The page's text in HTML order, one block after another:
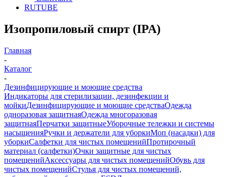
RUTUBE
Изопропиловый спирт (IPA)
Главная
-
Каталог
-
Дезинфицирующие и моющие средства
Индикаторы для стерилизации, дезинфекции и
мойкиДезинфицирующие и моющие средстваОдежда
одноразовая защитнаяОдежда многоразовая
защитнаяПерчатки защитныеУборочные тележки и системы
насыщенияРучки и держатели для уборкиМоп (насадки) для
уборкиСалфетки для чистых помещенийПротирочный
материал (салфетки)Очки защитные для чистых
помещенийАксессуары для чистых помещенийОбувь для
чистых помещенийСтулья для чистых помещений,